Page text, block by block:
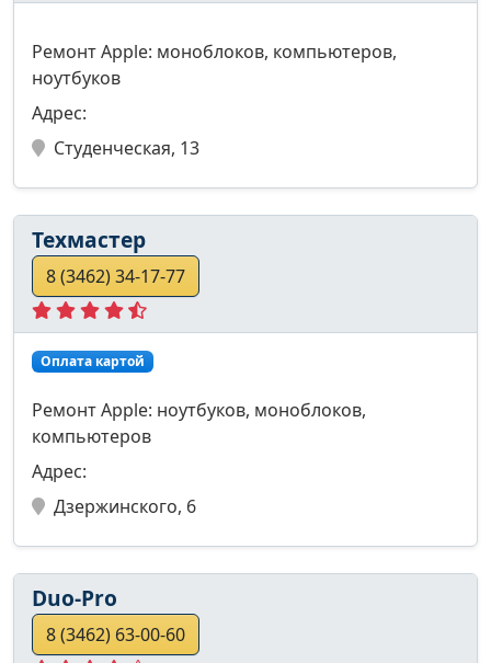
Ремонт Apple: моноблоков, компьютеров,
ноутбуков
Адрес:
Студенческая, 13
Техмастер
8 (3462) 34-17-77
Оплата картой
Ремонт Apple: ноутбуков, моноблоков,
компьютеров
Адрес:
Дзержинского, 6
Duo-Pro
8 (3462) 63-00-60